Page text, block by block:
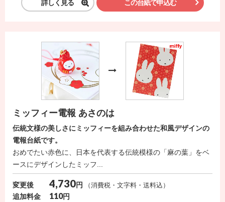
ス
ー
ト
電
報
ラ
ボ
お
問
い
合
わ
詳しく見る この台紙で申込む
ミッフィー電報 あさのは
伝統文様の美しさにミッフィーを組み合わせた和風デザインの
電報台紙です。
おめでたい赤色に、日本を代表する伝統模様の「麻の葉」をベ
ースにデザインしたミッフ...
変更後 4,730円
（消費税・文字料・送料込）
追加料金
110円